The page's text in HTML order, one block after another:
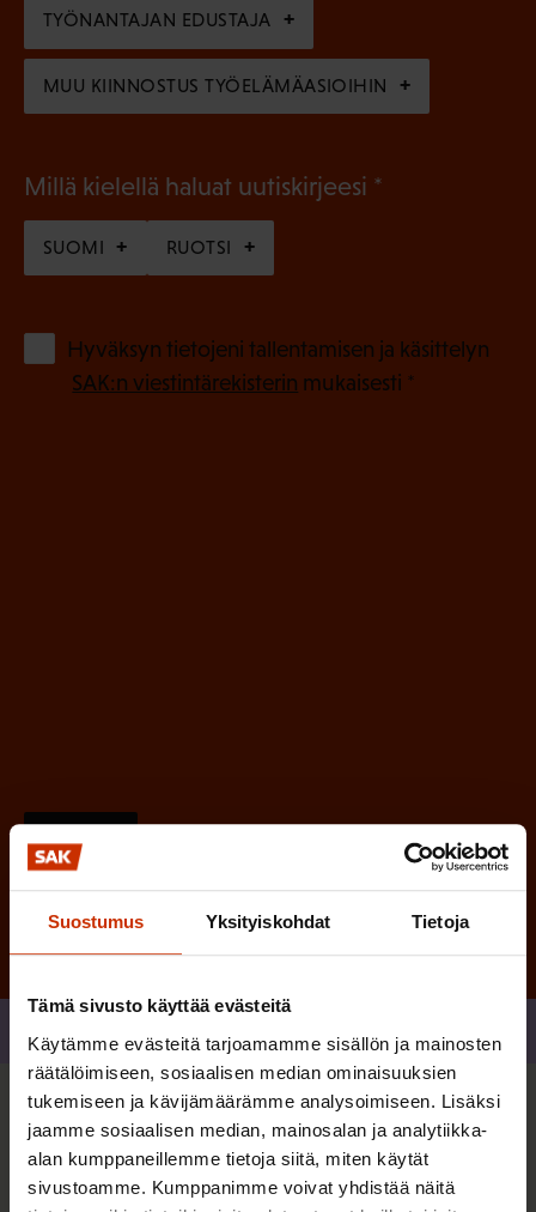
Suostumus Yksityiskohdat Tietoja
Tämä sivusto käyttää evästeitä
Käytämme evästeitä tarjoamamme sisällön ja mainosten
räätälöimiseen, sosiaalisen median ominaisuuksien
tukemiseen ja kävijämäärämme analysoimiseen. Lisäksi
jaamme sosiaalisen median, mainosalan ja analytiikka-
alan kumppaneillemme tietoja siitä, miten käytät
sivustoamme. Kumppanimme voivat yhdistää näitä
n
)
TYÖNANTAJAN EDUSTAJA
MUU KIINNOSTUS TYÖELÄMÄASIOIHIN
Millä kielellä haluat uutiskirjeesi
o
l
SUOMI RUOTSI
Hyväksyn tietojeni tallentamisen ja käsittelyn
SAK:n viestintärekisterin mukaisesti *
Tilaa
Sinua saattaa myös kiinnostaa
TASA-ARVO JA YHDENVERTAISUUS